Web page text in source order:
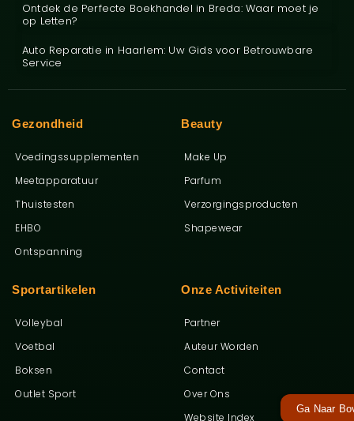
Ga Naar
Onze Activiteiten
Partner
Auteur Worden
Contact
Over Ons
Website Index
Sportartikelen
Volleybal
Voetbal
Boksen
Outlet Sport
Beauty
Make Up
Parfum
Verzorgingsproducten
Shapewear
Gezondheid
Voedingssupplementen
Meetapparatuur
Thuistesten
EHBO
Ontspanning
Ontdek de Perfecte Boekhandel in Breda: Waar moet je
op Letten?
Auto Reparatie in Haarlem: Uw Gids voor Betrouwbare
Service